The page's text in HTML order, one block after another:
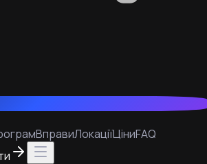
ВправиЛокаціїЦіниFAQ